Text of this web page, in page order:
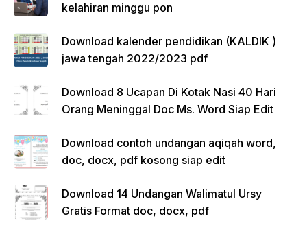
kelahiran minggu pon
Download kalender pendidikan (KALDIK )
jawa tengah 2022/2023 pdf
Download 8 Ucapan Di Kotak Nasi 40 Hari
Orang Meninggal Doc Ms. Word Siap Edit
Download contoh undangan aqiqah word,
doc, docx, pdf kosong siap edit
Download 14 Undangan Walimatul Ursy
Gratis Format doc, docx, pdf